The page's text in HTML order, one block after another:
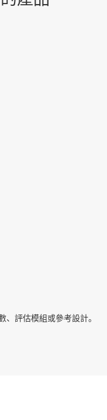
、評估模組或參考設計。